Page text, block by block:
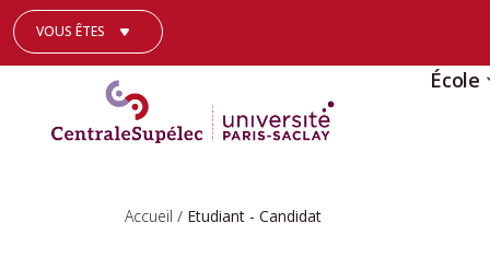
Aller au contenu principal
VOUS ÊTES
UN ETUDIANT
UNE ENTREPRISE
UN JOURNALISTE
École
Accueil Etudiant - Candidat